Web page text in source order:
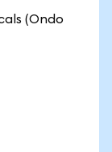
(Ondo